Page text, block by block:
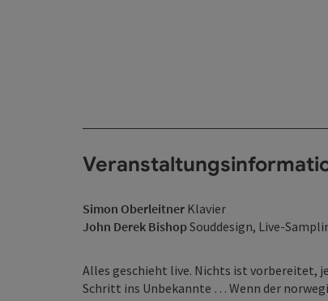
Simon Oberleitner Klavier
John Derek BishopSouddesign, Live-
Alles geschieht live. Nichts ist vorbereitet,
Schritt ins Unbekannte … Wenn der